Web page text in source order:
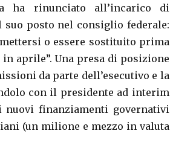
ha rinunciato all’incarico di
suo posto nel consiglio federale:
o essere sostituito prima
aprile”. Una presa di posizione
da parte dell’esecutivo e la
con il presidente ad interim
nuovi finanziamenti governativi
(un milione e mezzo in valuta